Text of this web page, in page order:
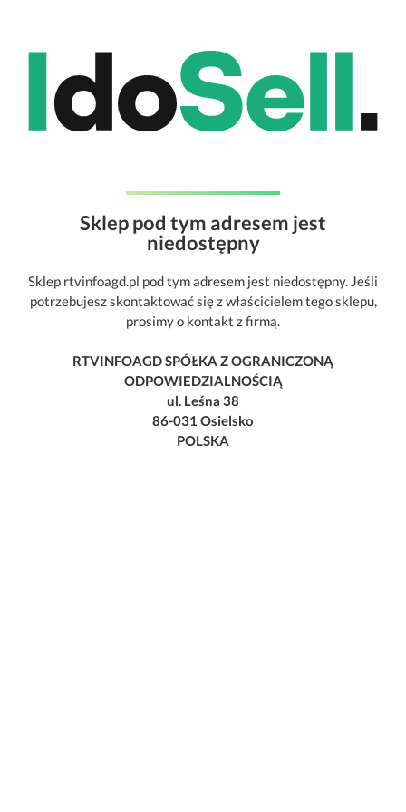
Sklep pod tym adresem jest
niedostępny
Sklep rtvinfoagd.pl pod tym adresem jest niedostępny. Jeśli
potrzebujesz skontaktować się z właścicielem tego sklepu,
prosimy o kontakt z firmą.
RTVINFOAGD SPÓŁKA Z OGRANICZONĄ
ODPOWIEDZIALNOŚCIĄ
ul. Leśna 38
86-031 Osielsko
POLSKA